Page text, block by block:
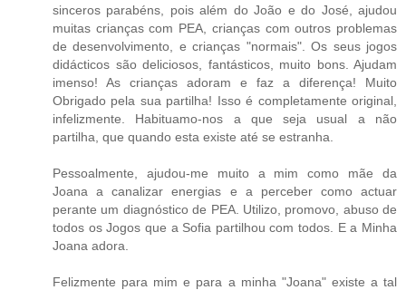
sinceros parabéns, pois além do João e do José, ajudou
muitas crianças com PEA, crianças com outros problemas
de desenvolvimento, e crianças "normais". Os seus jogos
didácticos são deliciosos, fantásticos, muito bons. Ajudam
imenso! As crianças adoram e faz a diferença! Muito
Obrigado pela sua partilha! Isso é completamente original,
infelizmente. Habituamo-nos a que seja usual a não
partilha, que quando esta existe até se estranha.
Pessoalmente, ajudou-me muito a mim como mãe da
Joana a canalizar energias e a perceber como actuar
perante um diagnóstico de PEA. Utilizo, promovo, abuso de
todos os Jogos que a Sofia partilhou com todos. E a Minha
Joana adora.
Felizmente para mim e para a minha "Joana" existe a tal